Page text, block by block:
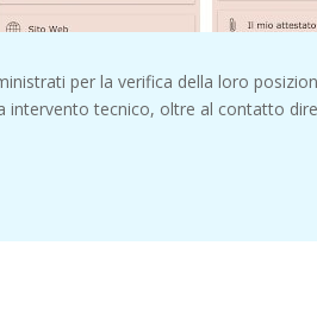
per la verifica della loro
intervento tecnico, oltre al contatto